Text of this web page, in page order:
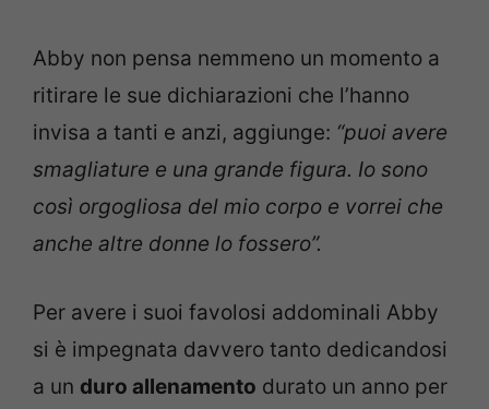
Abby non pensa nemmeno un momento a
ritirare le sue dichiarazioni che l’hanno
invisa a tanti e anzi, aggiunge: “puoi avere
smagliature e una grande figura. Io sono
così orgogliosa del mio corpo e vorrei che
anche altre donne lo fossero”.
Per avere i suoi favolosi addominali Abby
si è impegnata davvero tanto dedicandosi
a un duro allenamento durato un anno per